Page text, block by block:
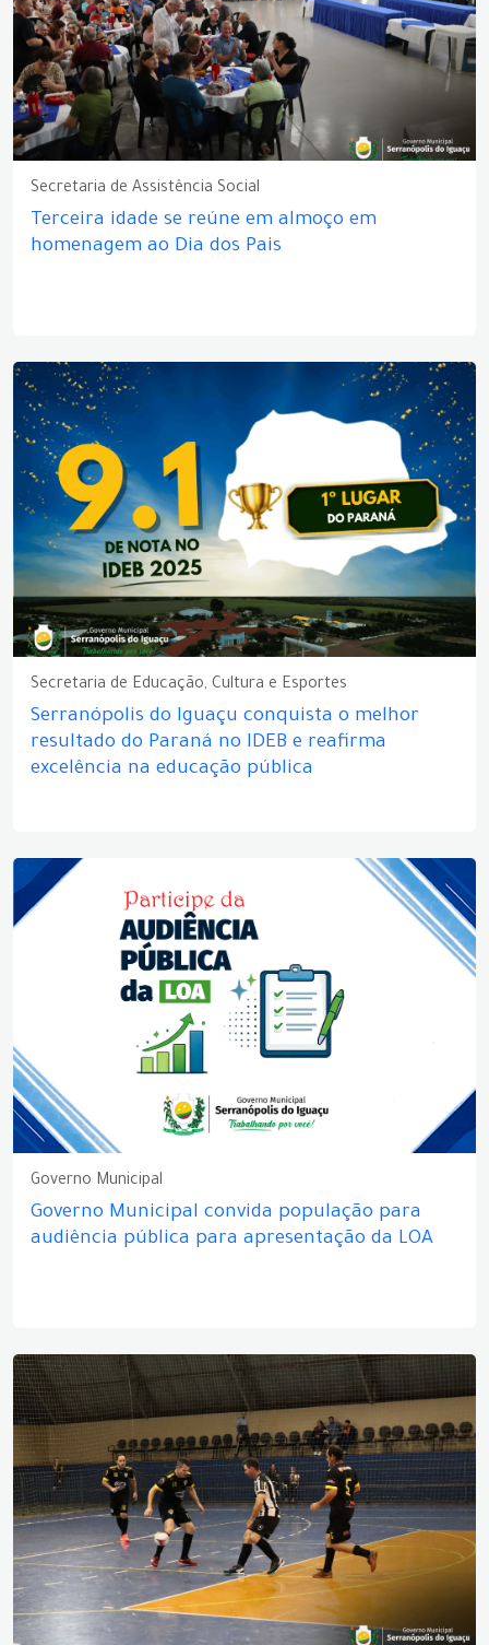
Secretaria de Assistência Social
Terceira idade se reúne em almoço em
homenagem ao Dia dos Pais
Secretaria de Educação, Cultura e Esportes
Serranópolis do Iguaçu conquista o melhor
resultado do Paraná no IDEB e reafirma
excelência na educação pública
Governo Municipal
Governo Municipal convida população para
audiência pública para apresentação da LOA